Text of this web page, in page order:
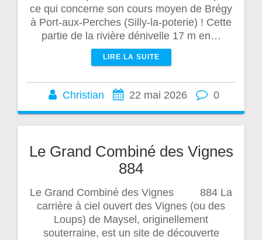
ce qui concerne son cours moyen de Brégy
à Port-aux-Perches (Silly-la-poterie) ! Cette
partie de la rivière dénivelle 17 m en…
LIRE LA SUITE
Christian 22 mai 2026 0
Le Grand Combiné des Vignes
884
Le Grand Combiné des Vignes 884 La
carrière à ciel ouvert des Vignes (ou des
Loups) de Maysel, originellement
souterraine, est un site de découverte